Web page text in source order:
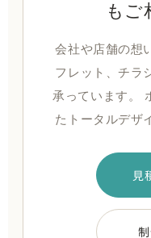
もご
会社や店舗の想
フレット、チラ
承っています。
たトータルデザ
見